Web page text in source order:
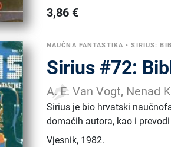
3,86 €
NAUČNA FANTASTIKA •SIRIUS:
Sirius #72:
A. E. Van Vogt, Nenad
Sirius je bio hrvatski
domaćih autora, kao i
Vjesnik, 1982.